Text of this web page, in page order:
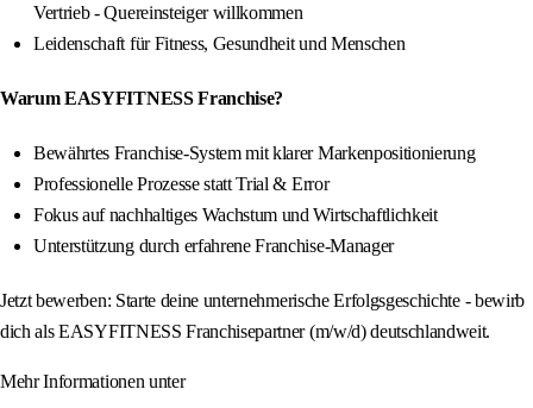
Vertrieb - Quereinsteiger willkommen
Leidenschaft für Fitness, Gesundheit und Menschen
Warum EASYFITNESS Franchise?
Bewährtes Franchise-System mit klarer Markenpositionierung
Professionelle Prozesse statt Trial & Error
Fokus auf nachhaltiges Wachstum und Wirtschaftlichkeit
Unterstützung durch erfahrene Franchise-Manager
Jetzt bewerben: Starte deine unternehmerische Erfolgsgeschichte - bewirb
dich als EASYFITNESS Franchisepartner (m/w/d) deutschlandweit.
Mehr Informationen unter